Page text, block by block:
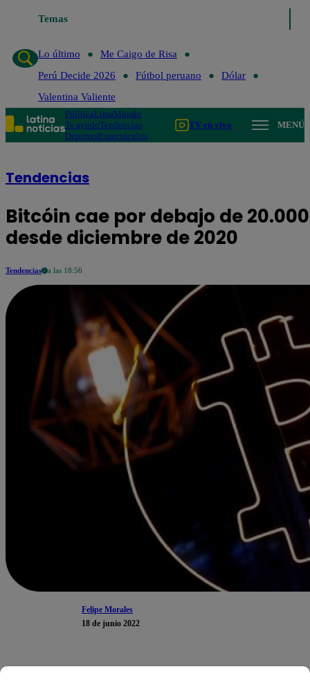
TemasLo último
Lo último
Me Caigo de Risa
Perú Decide 2026
Fútbol peruano
Dólar
Valentina Valiente
PolíticaLimaMundo
Te ayudoTendencias
DeportesEspectáculos
TV en vivo MENÚ
Tendencias
Bitcóin cae por debajo de
desde diciembre de 2020
Tendencias a las 18:56
Felipe Morales
18 de junio 2022
18 de junio (Reuters) – El bitcóin caía por debajo del